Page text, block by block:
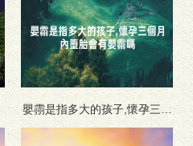
孩子立牌位
嬰霛是指多大的孩子,懷孕三個
月內墮胎會有嬰霛嗎